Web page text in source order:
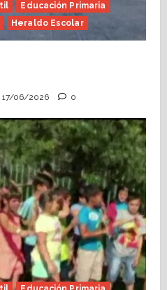
Educación Primaria
Heraldo Escolar
17/06/2026 0